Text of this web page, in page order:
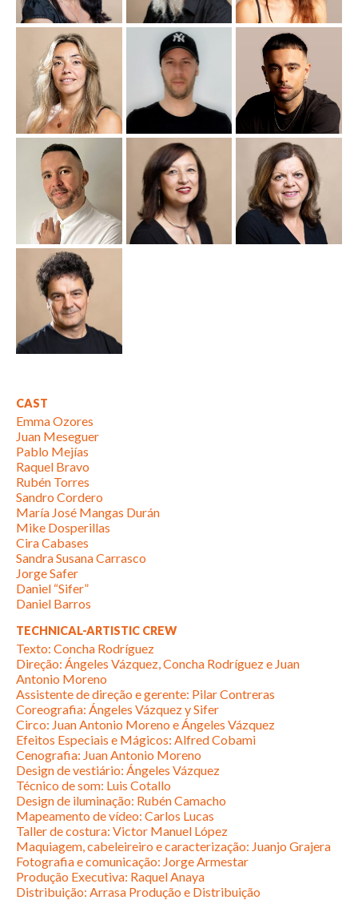
CAST
Emma Ozores
Juan Meseguer
Pablo Mejías
Raquel Bravo
Rubén Torres
Sandro Cordero
María José Mangas Durán
Mike Dosperillas
Cira Cabases
Sandra Susana Carrasco
Jorge Safer
Daniel “Sifer”
Daniel Barros
TECHNICAL-ARTISTIC CREW
Texto: Concha Rodríguez
Direção: Ángeles Vázquez, Concha Rodríguez e Juan
Antonio Moreno
Assistente de direção e gerente: Pilar Contreras
Coreografia: Ángeles Vázquez y Sifer
Circo: Juan Antonio Moreno e Ángeles Vázquez
Efeitos Especiais e Mágicos: Alfred Cobami
Cenografia: Juan Antonio Moreno
Design de vestiário: Ángeles Vázquez
Técnico de som: Luis Cotallo
Design de iluminação: Rubén Camacho
Mapeamento de vídeo: Carlos Lucas
Taller de costura: Victor Manuel López
Maquiagem, cabeleireiro e caracterização: Juanjo Grajera
Fotografia e comunicação: Jorge Armestar
Produção Executiva: Raquel Anaya
Distribuição: Arrasa Produção e Distribuição